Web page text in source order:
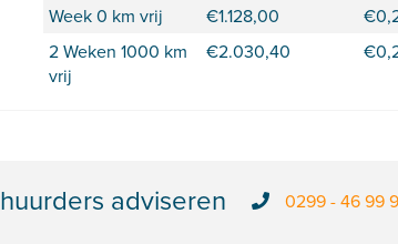
Week 0 km vrij
€1.128,00 €
2 Weken 1000 km
vrij
€2.030,40 €
adviseren
0299 - 46 99